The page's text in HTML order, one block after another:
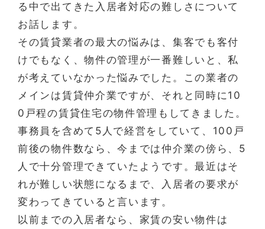
る中で出てきた入居者対応の難しさについて
お話します。
その賃貸業者の最大の悩みは、集客でも客付
けでもなく、物件の管理が一番難しいと、私
が考えていなかった悩みでした。この業者の
メインは賃貸仲介業ですが、それと同時に10
0戸程の賃貸住宅の物件管理もしてきました。
事務員を含めて5人で経営をしていて、100戸
前後の物件数なら、今までは仲介業の傍ら、5
人で十分管理できていたようです。最近はそ
れが難しい状態になるまで、入居者の要求が
変わってきていると言います。
以前までの入居者なら、家賃の安い物件は